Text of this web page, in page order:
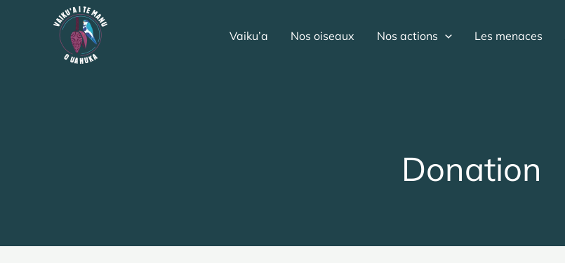
Vaiku’a Nos oiseaux Nos actions Les menaces
Donation